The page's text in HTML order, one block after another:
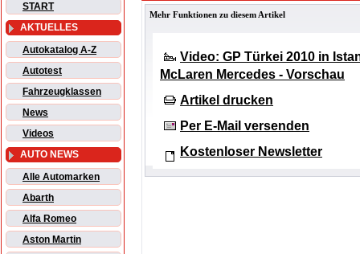
START
AKTUELLES
Autokatalog A-Z
Autotest
Fahrzeugklassen
News
Videos
AUTO NEWS
Alle Automarken
Abarth
Alfa Romeo
Aston Martin
Mehr Funktionen zu diesem Artikel
Video: GP Türkei 2010 in
McLaren Mercedes - Vorschau
Artikel drucken
Per E-Mail versenden
Kostenloser Newsletter